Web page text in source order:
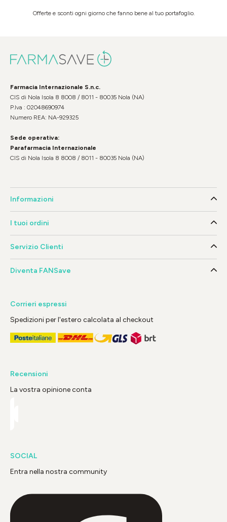
Offerte e sconti ogni giorno che fanno bene al tuo portafoglio.
Farmacia Internazionale S.n.c.
CIS di Nola Isola 8 8008 / 8011 - 80035 Nola (NA)
P.Iva : 02048690974
Numero REA: NA-929325
Sede operativa:
Parafarmacia Internazionale
CIS di Nola Isola 8 8008 / 8011 - 80035 Nola (NA)
Informazioni
I tuoi ordini
Servizio Clienti
Diventa FANSave
Corrieri espressi
Spedizioni per l'estero calcolata al checkout
Recensioni
La vostra opinione conta
SOCIAL
Entra nella nostra community